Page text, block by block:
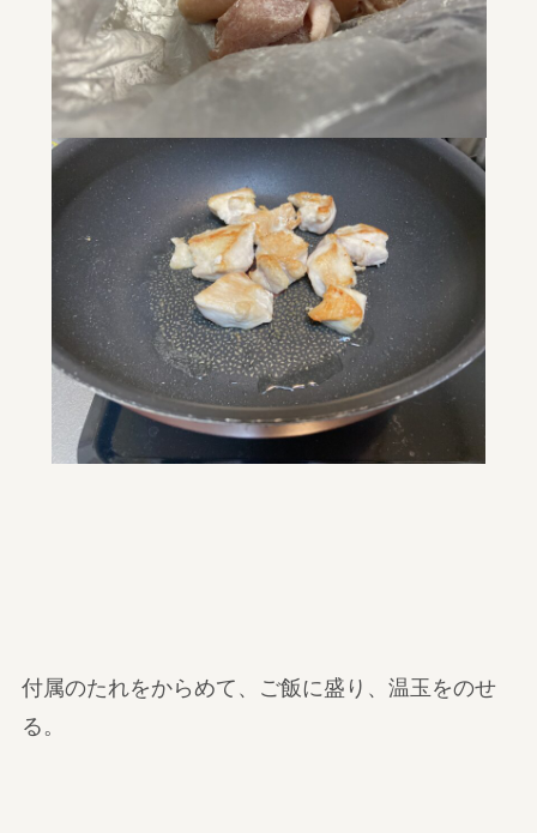
付属のたれをからめて、ご飯に盛り、温玉をのせ
る。